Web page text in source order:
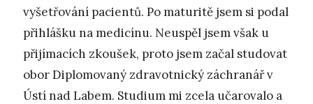
vyšetřování pacientů. Po maturitě jsem si podal
přihlášku na medicínu. Neuspěl jsem však u
přijímacích zkoušek, proto jsem začal studovat
obor Diplomovaný zdravotnický záchranář v
Ústí nad Labem. Studium mi zcela učarovalo a